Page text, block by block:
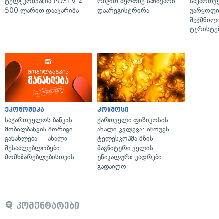
500 ლარით დააჯარიმა
დაარეგისტრირა
ეკონომიკა
საქართველოს ბანკის
მობილბანკის მორიგი
განახლება — ახალი
შესაძლებლობები
მომხმარებლებისთვის
კოსმოსი
ქართველი ფიზიკოსის
ახალი კვლევა: ინოუეს
ტელესკოპმა მზის
მაგნიტური ველის
უნიკალური კადრები
გადაიღო
კომენტარები